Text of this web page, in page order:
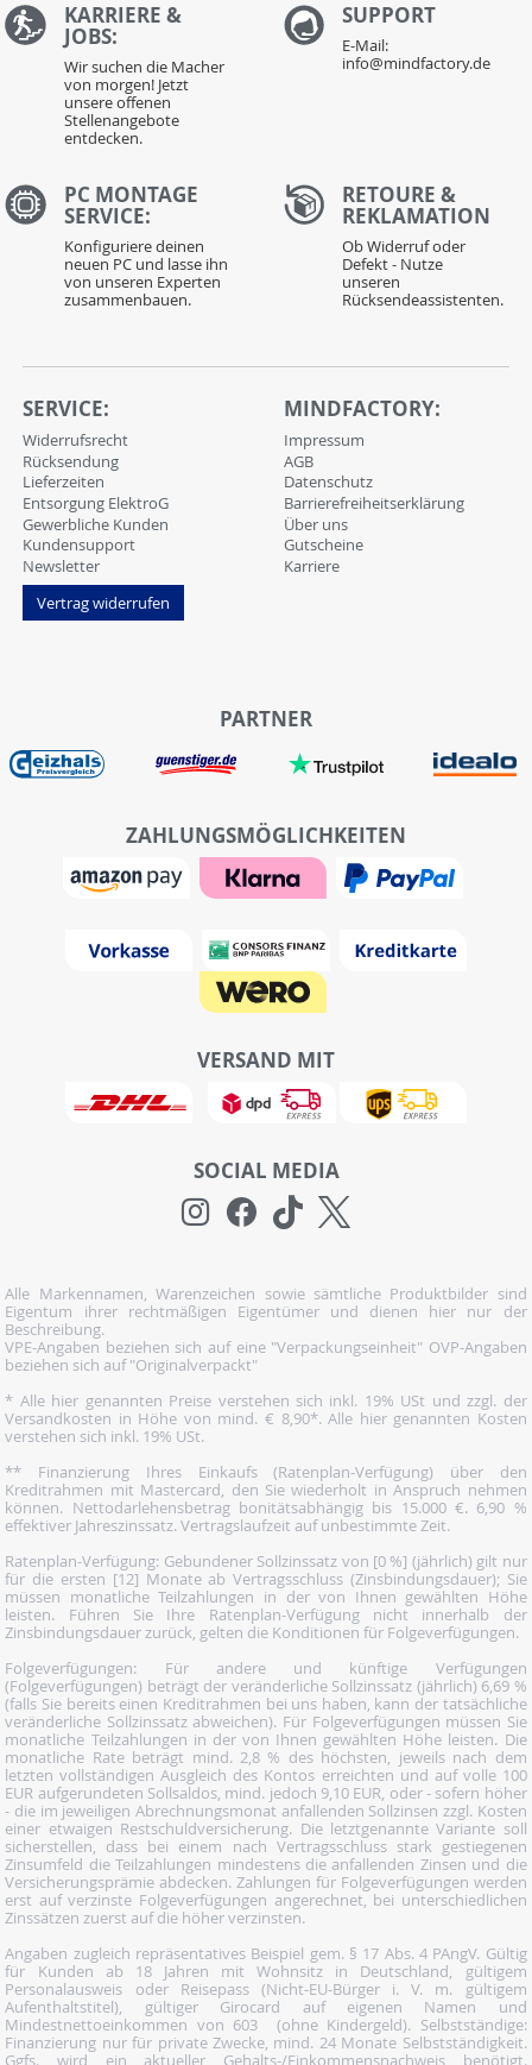
KARRIERE &
JOBS:
Wir suchen die Macher
von morgen! Jetzt
unsere offenen
Stellenangebote
entdecken.
SUPPORT
E-Mail:
info@mindfactory.de
PC MONTAGE
SERVICE:
Konfiguriere deinen
neuen PC und lasse ihn
von unseren Experten
zusammenbauen.
RETOURE &
REKLAMATION
Ob Widerruf oder
Defekt - Nutze
unseren
Rücksendeassistenten.
SERVICE:
Widerrufsrecht
Rücksendung
Lieferzeiten
Entsorgung ElektroG
Gewerbliche Kunden
Kundensupport
Newsletter
Vertrag widerrufen
MINDFACTORY:
Impressum
AGB
Datenschutz
Barrierefreiheitserklärung
Über uns
Gutscheine
Karriere
PARTNER
ZAHLUNGSMÖGLICHKEITEN
VERSAND MIT
SOCIAL MEDIA
Alle Markennamen, Warenzeichen sowie sämtliche Produktbilder sind
Eigentum ihrer rechtmäßigen Eigentümer und dienen hier nur der
Beschreibung.
VPE-Angaben beziehen sich auf eine "Verpackungseinheit" OVP-Angaben
beziehen sich auf "Originalverpackt"
* Alle hier genannten Preise verstehen sich inkl. 19% USt und zzgl. der
Versandkosten in Höhe von mind. € 8,90*. Alle hier genannten Kosten
verstehen sich inkl. 19% USt.
** Finanzierung Ihres Einkaufs (Ratenplan-Verfügung) über den
Kreditrahmen mit Mastercard, den Sie wiederholt in Anspruch nehmen
können. Nettodarlehensbetrag bonitätsabhängig bis 15.000 €. 6,90 %
effektiver Jahreszinssatz. Vertragslaufzeit auf unbestimmte Zeit.
Ratenplan-Verfügung: Gebundener Sollzinssatz von [0 %] (jährlich) gilt nur
für die ersten [12] Monate ab Vertragsschluss (Zinsbindungsdauer); Sie
müssen monatliche Teilzahlungen in der von Ihnen gewählten Höhe
leisten. Führen Sie Ihre Ratenplan-Verfügung nicht innerhalb der
Zinsbindungsdauer zurück, gelten die Konditionen für Folgeverfügungen.
Folgeverfügungen: Für andere und künftige Verfügungen
(Folgeverfügungen) beträgt der veränderliche Sollzinssatz (jährlich) 6,69 %
(falls Sie bereits einen Kreditrahmen bei uns haben, kann der tatsächliche
veränderliche Sollzinssatz abweichen). Für Folgeverfügungen müssen Sie
monatliche Teilzahlungen in der von Ihnen gewählten Höhe leisten. Die
monatliche Rate beträgt mind. 2,8 % des höchsten, jeweils nach dem
letzten vollständigen Ausgleich des Kontos erreichten und auf volle 100
EUR aufgerundeten Sollsaldos, mind. jedoch 9,10 EUR, oder - sofern höher
- die im jeweiligen Abrechnungsmonat anfallenden Sollzinsen zzgl. Kosten
einer etwaigen Restschuldversicherung. Die letztgenannte Variante soll
sicherstellen, dass bei einem nach Vertragsschluss stark gestiegenen
Zinsumfeld die Teilzahlungen mindestens die anfallenden Zinsen und die
Versicherungsprämie abdecken. Zahlungen für Folgeverfügungen werden
erst auf verzinste Folgeverfügungen angerechnet, bei unterschiedlichen
Zinssätzen zuerst auf die höher verzinsten.
Angaben zugleich repräsentatives Beispiel gem. § 17 Abs. 4 PAngV. Gültig
für Kunden ab 18 Jahren mit Wohnsitz in Deutschland, gültigem
Personalausweis oder Reisepass (Nicht-EU-Bürger i. V. m. gültigem
Aufenthaltstitel), gültiger Girocard auf eigenen Namen und
Mindestnettoeinkommen von 603  (ohne Kindergeld). Selbstständige:
Finanzierung nur für private Zwecke, mind. 24 Monate Selbstständigkeit.
Ggfs. wird ein aktueller Gehalts-/Einkommensnachweis benötigt.